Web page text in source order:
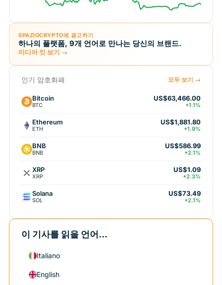
SPAZIOCRYPTO에 광고하기
하나의 플랫폼, 9개 언어로 만나는 당신의 브랜드.
미디어 킷 보기 →
인기 암호화폐 모두 보기 →
Bitcoin
BTC
US$63,466.00
+1.1%
Ethereum
ETH
US$1,881.80
+1.9%
BNB
BNB
US$586.99
+2.1%
XRP
XRP
US$1.09
+2.3%
Solana
SOL
US$73.49
+2.1%
이 기사를 읽을 언어...
Italiano
English